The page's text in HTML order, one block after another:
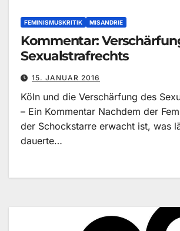
FEMINISMUSKRITIK MISANDRIE
Kommentar:
Sexualstrafrechts
15. JANUAR 2016
Köln und die Verschärfung des
– Ein Kommentar Nachdem der
der Schockstarre erwacht ist, was
dauerte…